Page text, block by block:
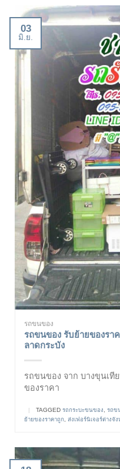
03
มิ.ย.
รถขนของ
รถขนของ รับย้ายของรา
ลาดกระบัง
รถขนของ จาก บางขุนเที
ของราคา
| TAGGED รถกระบะขนของ รถข
ย้ายของราคาถูก
ส่งเฟอร์นิเจอร์ต่างจัง